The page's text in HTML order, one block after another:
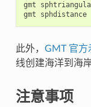
gmt
gmt
sphdistance
此外， GMT 官方
线创建海洋到海
注意事项